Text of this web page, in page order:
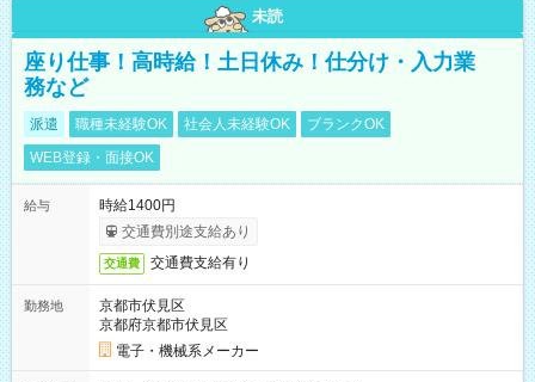
未読
座り仕事！高時給！土日休み！仕分け・入力業
務など
派遣 職種未経験OK 社会人未経験OK
ブランクOK
WEB登録・面接OK
給与
時給1400円
交通費別途支給あり
交通費 交通費支給有り
勤務地
京都市伏見区
京都府京都市伏見区
電子・機械系メーカー